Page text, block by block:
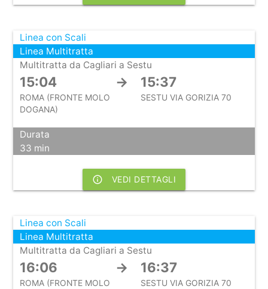
Linea con Scali
Linea Multitratta
Multitratta da Cagliari a Sestu
15:04 → 15:37
ROMA (FRONTE MOLO
DOGANA)
SESTU VIA GORIZIA 70
Durata
33 min
info_outline VEDI DETTAGLI
Linea con Scali
Linea Multitratta
Multitratta da Cagliari a Sestu
16:06 → 16:37
ROMA (FRONTE MOLO SESTU VIA GORIZIA 70